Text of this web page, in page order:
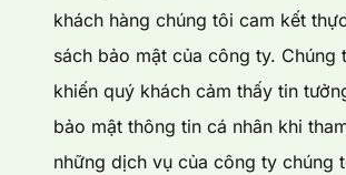
khách hàng chúng tôi cam kết
sách bảo mật của công ty. Chúng
khiến quý khách cảm thấy tin
bảo mật thông tin cá nhân khi
những dịch vụ của công ty chúng